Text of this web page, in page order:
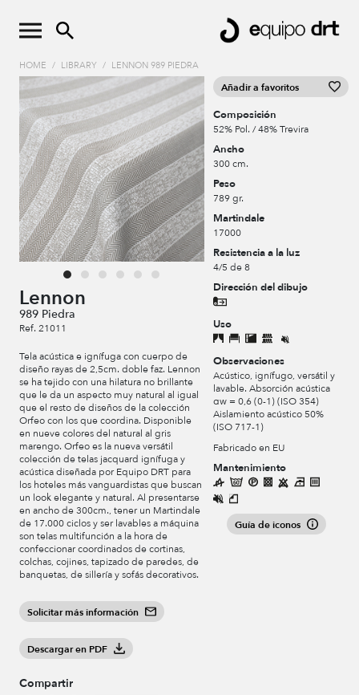
HOME / LIBRARY / LENNON 989 PIEDRA
Lennon
989 Piedra
Ref. 21011
Tela acústica e ignífuga con cuerpo de
diseño rayas de 2,5cm. doble faz. Lennon
se ha tejido con una hilatura no brillante
que le da un aspecto muy natural al igual
que el resto de diseños de la colección
Orfeo con los que coordina. Disponible
en nueve colores del natural al gris
marengo. Orfeo es la nueva versátil
colección de telas jacquard ignífuga y
acústica diseñada por Equipo DRT para
los hoteles más vanguardistas que buscan
un look elegante y natural. Al presentarse
en ancho de 300cm., tener un Martindale
de 17.000 ciclos y ser lavables a máquina
son telas multifunción a la hora de
confeccionar coordinados de cortinas,
colchas, cojines, tapizado de paredes, de
banquetas, de sillería y sofás decorativos.
Solicitar más información
Descargar en PDF
Compartir
Añadir a favoritos
Composición
52% Pol. / 48% Trevira
Ancho
300 cm.
Peso
789 gr.
Martindale
17000
Resistencia a la luz
4/5 de 8
Dirección del dibujo
Uso
Observaciones
Acústico, ignífugo, versátil y
lavable. Absorción acústica
αw = 0,6 (0-1) (ISO 354)
Aislamiento acústico 50%
(ISO 717-1)
Fabricado en EU
Mantenimiento
Guía de iconos